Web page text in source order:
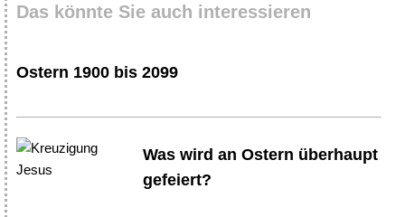
Das könnte Sie auch interessieren
Ostern 1900 bis 2099
Was wird an Ostern überhaupt
gefeiert?